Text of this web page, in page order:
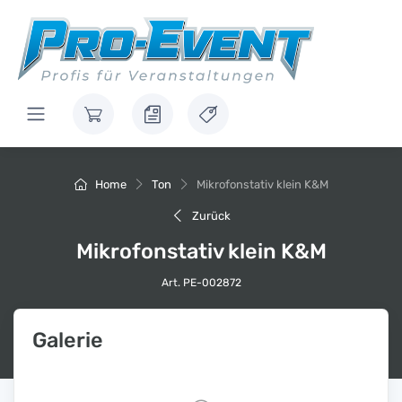
Home Ton Mikrofonstativ klein K&M
Zurück
Mikrofonstativ klein K&M
Art. PE-002872
Galerie